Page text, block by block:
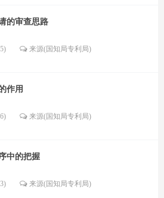
的审查思路
来源(国知局专利局)
作用
来源(国知局专利局)
中的把握
来源(国知局专利局)